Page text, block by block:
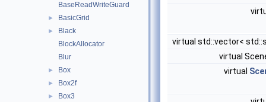
BaseReadWriteGuard
► BasicGrid
►
Black
BlockAllocator
Blur
► Box
► Box2f
► Box3
virtual std::vector<
virtual
virtual